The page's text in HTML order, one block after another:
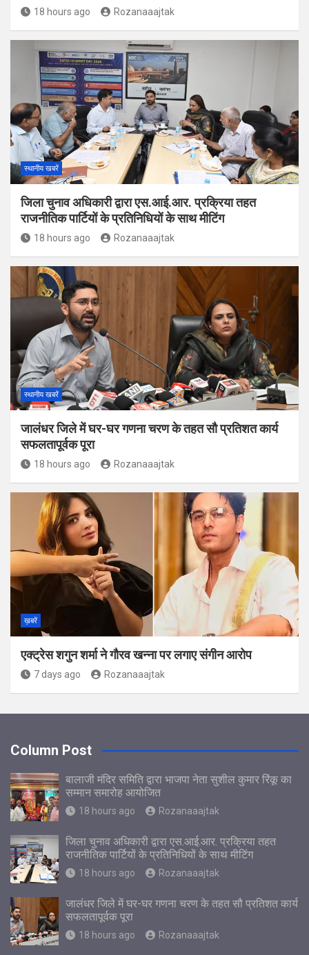
18 hours ago Rozanaaajtak
स्थानीय खबरें
जिला चुनाव अधिकारी द्वारा एस.आई.आर. प्रक्रिया तहत
राजनीतिक पार्टियों के प्रतिनिधियों के साथ मीटिंग
18 hours ago Rozanaaajtak
स्थानीय खबरें
जालंधर जिले में घर-घर गणना चरण के तहत सौ प्रतिशत कार्य
सफलतापूर्वक पूरा
18 hours ago Rozanaaajtak
ख़बरें
एक्ट्रेस शगुन शर्मा ने गौरव खन्ना पर लगाए संगीन आरोप
7 days ago Rozanaaajtak
Column Post
बालाजी मंदिर समिति द्वारा भाजपा नेता सुशील कुमार रिंकू का
सम्मान समारोह आयोजित
18 hours ago Rozanaaajtak
जिला चुनाव अधिकारी द्वारा एस.आई.आर. प्रक्रिया तहत
राजनीतिक पार्टियों के प्रतिनिधियों के साथ मीटिंग
18 hours ago Rozanaaajtak
जालंधर जिले में घर-घर गणना चरण के तहत सौ प्रतिशत कार्य
सफलतापूर्वक पूरा
18 hours ago Rozanaaajtak